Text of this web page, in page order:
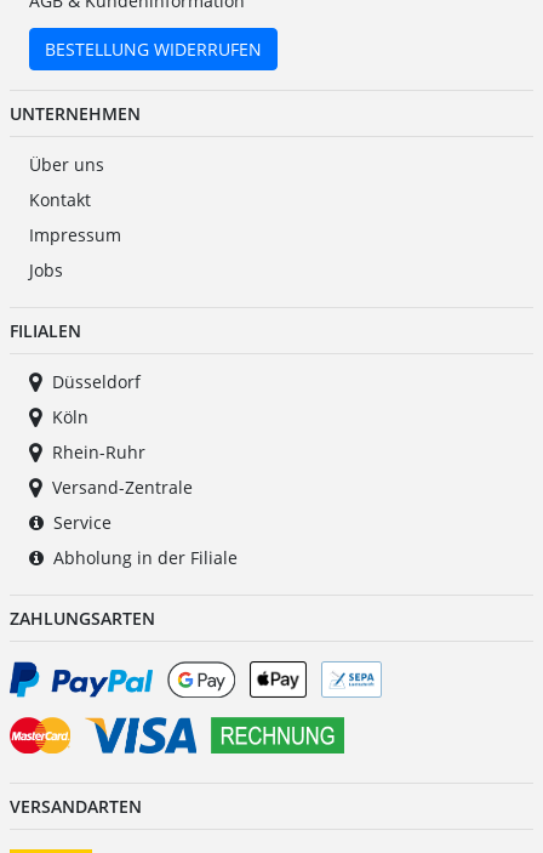
BESTELLUNG WIDERRUFEN
UNTERNEHMEN
Über uns
Kontakt
Impressum
Jobs
FILIALEN
Düsseldorf
Köln
Rhein-Ruhr
Versand-Zentrale
Service
Abholung in der Filiale
ZAHLUNGSARTEN
VERSANDARTEN